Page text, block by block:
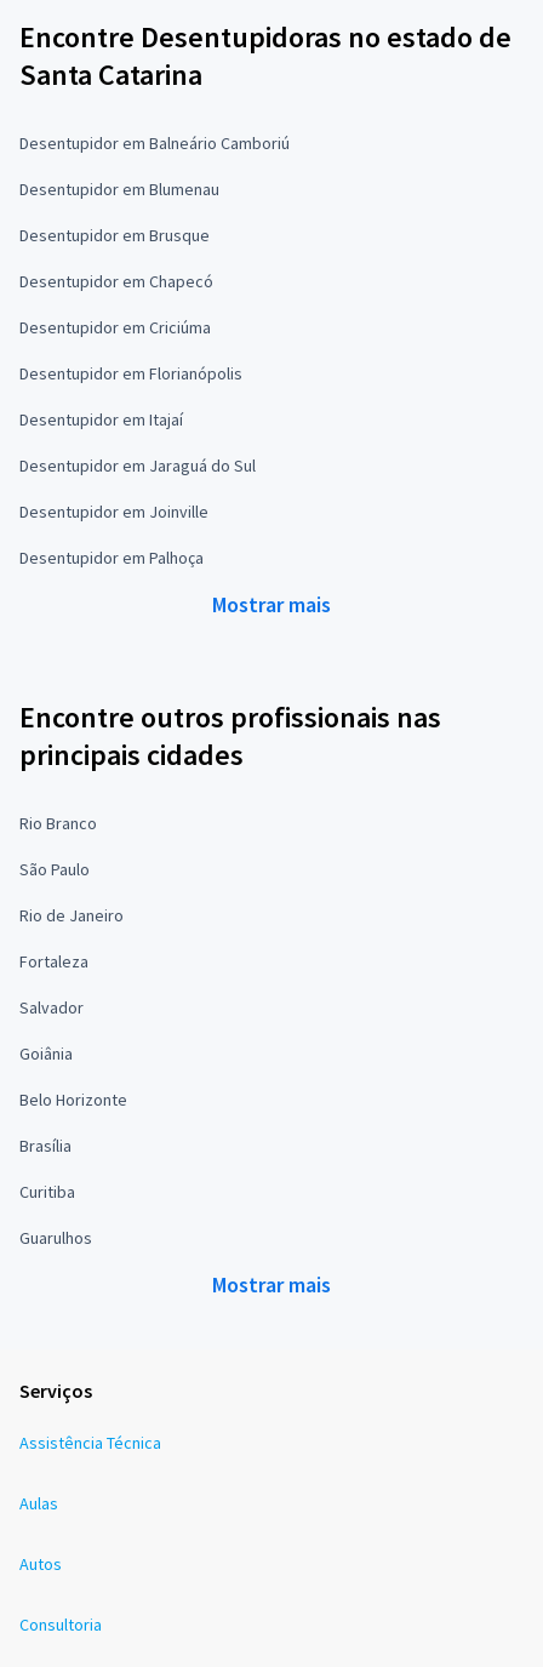
Encontre Desentupidoras no estado de
Santa Catarina
Desentupidor em Balneário Camboriú
Desentupidor em Blumenau
Desentupidor em Brusque
Desentupidor em Chapecó
Desentupidor em Criciúma
Desentupidor em Florianópolis
Desentupidor em Itajaí
Desentupidor em Jaraguá do Sul
Desentupidor em Joinville
Desentupidor em Palhoça
Mostrar mais
Encontre outros profissionais nas
principais cidades
Rio Branco
São Paulo
Rio de Janeiro
Fortaleza
Salvador
Goiânia
Belo Horizonte
Brasília
Curitiba
Guarulhos
Mostrar mais
Serviços
Assistência Técnica
Aulas
Autos
Consultoria